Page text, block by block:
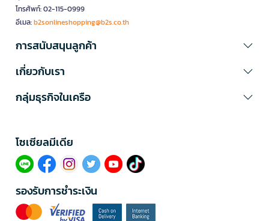
โทรศัพท์: 02-115-0999
อีเมล:b2sonlineshopping@b2s.co.th
การสนับสนุนลูกค้า
เกี่ยวกับเรา
กลุ่มธุรกิจในเครือ
โซเซียลมีเดีย​
รองรับการชำระเงิน